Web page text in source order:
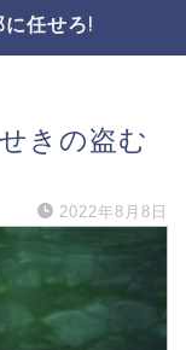
に任せろ!
きの盗む
2022年8月8日